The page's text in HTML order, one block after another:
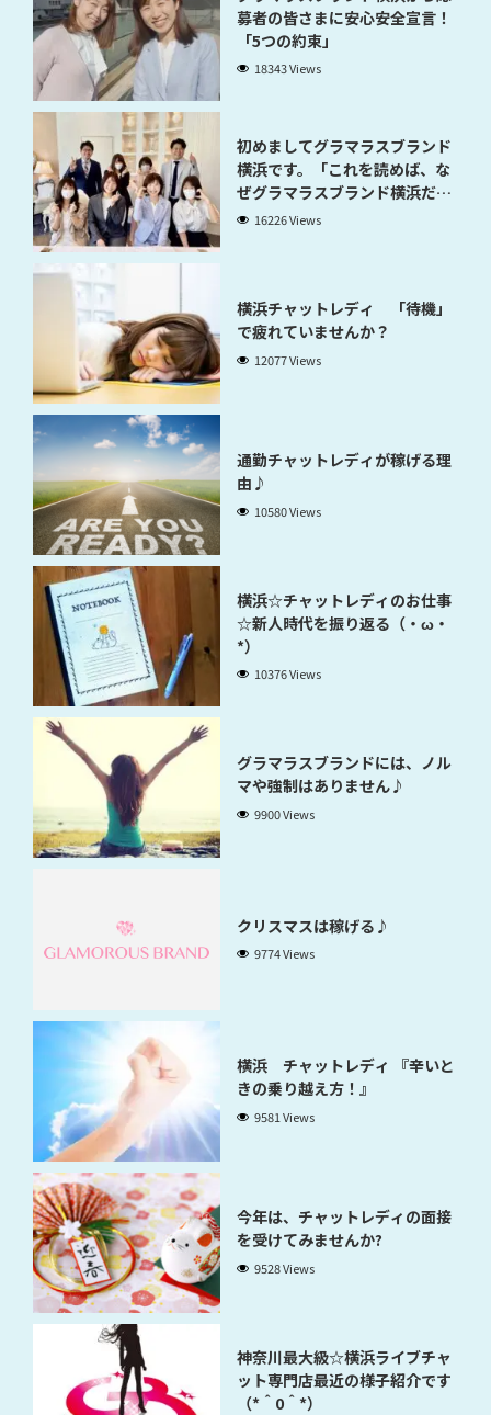
募者の皆さまに安心安全宣言！
「5つの約束」
18343 Views
初めましてグラマラスブランド
横浜です。「これを読めば、な
ぜグラマラスブランド横浜だと
稼げるのかが分かります」
16226 Views
横浜チャットレディ 「待機」
で疲れていませんか？
12077 Views
通勤チャットレディが稼げる理
由♪
10580 Views
横浜☆チャットレディのお仕事
☆新人時代を振り返る（・ω・
*）
10376 Views
グラマラスブランドには、ノル
マや強制はありません♪
9900 Views
クリスマスは稼げる♪
9774 Views
横浜 チャットレディ 『辛いと
きの乗り越え方！』
9581 Views
今年は、チャットレディの面接
を受けてみませんか?
9528 Views
神奈川最大級☆横浜ライブチャ
ット専門店最近の様子紹介です
（*＾0＾*）